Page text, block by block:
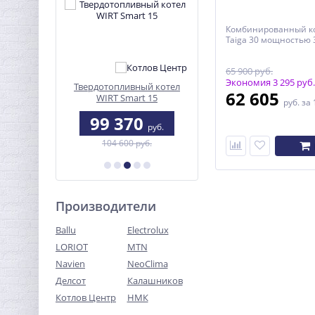
Твердотопливный котел
WIRT Smart 15
99 370 руб.
104 600 руб.
ЭКМ-9 Octa steel
Производители
Ballu
Electrolux
LORIOT
MTN
Navien
NeoClima
Делсот
Калашников
Котлов Центр
НМК
Комбинированный
Taiga 30 мощностью
65 900 руб.
Экономия 3 295 руб.
62 605 руб. за